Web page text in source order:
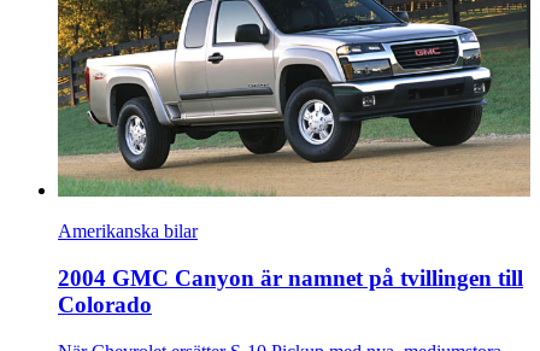
Amerikanska bilar
2004 GMC Canyon är namnet på tvillingen till
Colorado